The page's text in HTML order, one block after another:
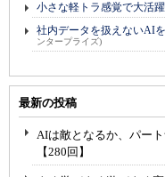
小さな軽トラ感覚で大活
社内データを扱えないAI
ンタープライズ)
最新の投稿
AIは敵となるか、パー
【280回】